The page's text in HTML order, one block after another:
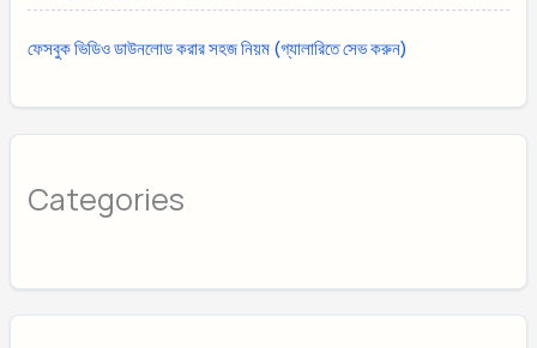
ফেসবুক ভিডিও ডাউনলোড করার সহজ নিয়ম (গ্যালারিতে সেভ করুন)
Categories